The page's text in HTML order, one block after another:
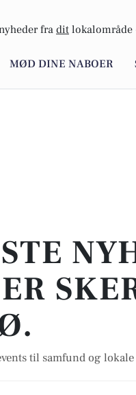
fra dit lokalområde
MØD DINE NABOER
til samfund og